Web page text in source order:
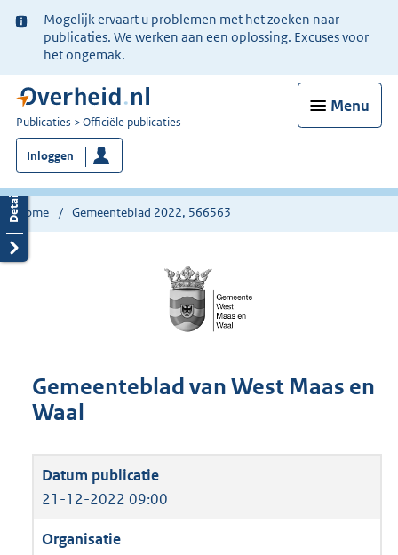
Ter
informatie:
Mogelijk ervaart u problemen met het zoeken naar
publicaties. We werken aan een oplossing. Excuses voor
het ongemak.
Menu
U
bent
nu
hier:
Publicaties Officiële publicaties
Inloggen
Home Gemeenteblad 2022, 566563
Gemeenteblad van West Maas en
Waal
21-12-2022 09:00